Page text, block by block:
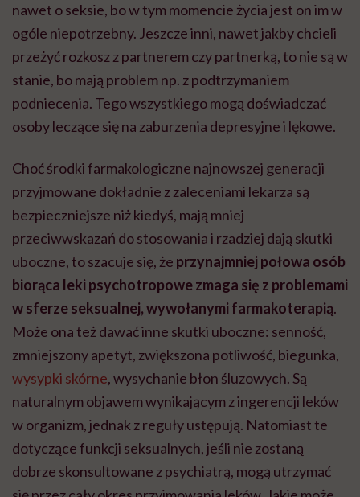
nawet o seksie, bo w tym momencie życia jest on im w
ogóle niepotrzebny. Jeszcze inni, nawet jakby chcieli
przeżyć rozkosz z partnerem czy partnerką, to nie są w
stanie, bo mają problem np. z podtrzymaniem
podniecenia. Tego wszystkiego mogą doświadczać
osoby leczące się na zaburzenia depresyjne i lękowe.
Choć środki farmakologiczne najnowszej generacji
przyjmowane dokładnie z zaleceniami lekarza są
bezpieczniejsze niż kiedyś, mają mniej
przeciwwskazań do stosowania i rzadziej dają skutki
uboczne, to szacuje się, że przynajmniej połowa osób
biorąca leki psychotropowe zmaga się z problemami
w sferze seksualnej, wywołanymi farmakoterapią.
Może ona też dawać inne skutki uboczne: senność,
zmniejszony apetyt, zwiększona potliwość, biegunka,
wysypki skórne, wysychanie błon śluzowych. Są
naturalnym objawem wynikającym z ingerencji leków
w organizm, jednak z reguły ustępują. Natomiast te
dotyczące funkcji seksualnych, jeśli nie zostaną
dobrze skonsultowane z psychiatrą, mogą utrzymać